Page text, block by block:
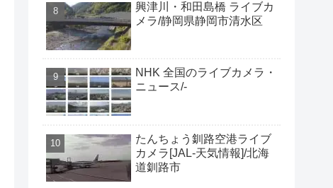
興津川・和田島橋 ライブカ
メラ/静岡県静岡市清水区
NHK 全国のライブカメラ・
ニュース/-
たんちょう釧路空港ライブ
カメラ[JAL-天気情報]/北海
道釧路市